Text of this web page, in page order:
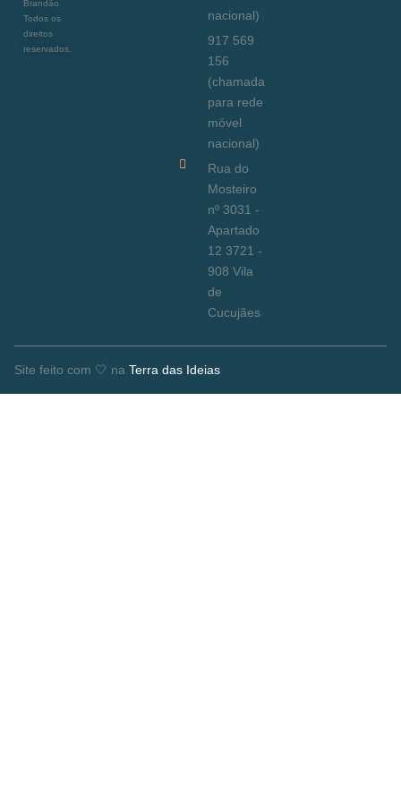
Brandão
Todos os
direitos
reservados.
nacional)
917 569
156
(chamada
para rede
móvel
nacional)
Rua do
Mosteiro
nº 3031 -
Apartado
12 3721 -
908 Vila
de
Cucujães
Site feito com 🤍 na Terra das Ideias